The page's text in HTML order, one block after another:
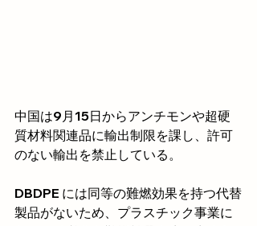
中国は9月15日からアンチモンや超硬
質材料関連品に輸出制限を課し、許可
のない輸出を禁止している。
DBDPE には同等の難燃効果を持つ代替
製品がないため、プラスチック事業に